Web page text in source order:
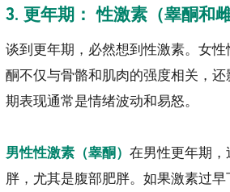
3. 更年期：性激素（睾酮和
谈到更年期，必然想到性激素。女
酮不仅与骨骼和肌肉的强度相关，
期表现通常是情绪波动和易怒。
男性性激素（睾酮）在男性更年期
胖，尤其是腹部肥胖。如果激素过